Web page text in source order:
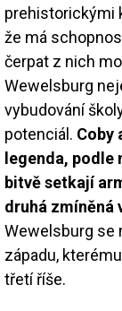
prehistorickými
že má
čerpat z nich
Wewelsburg
vybudování
potenciál. Coby
legenda, podle
bitvě setkají
druhá zmíněná
Wewelsburg se
západu,
třetí říše.